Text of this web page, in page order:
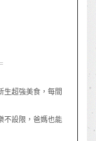
生超強美食，每間
不設限，爸媽也能